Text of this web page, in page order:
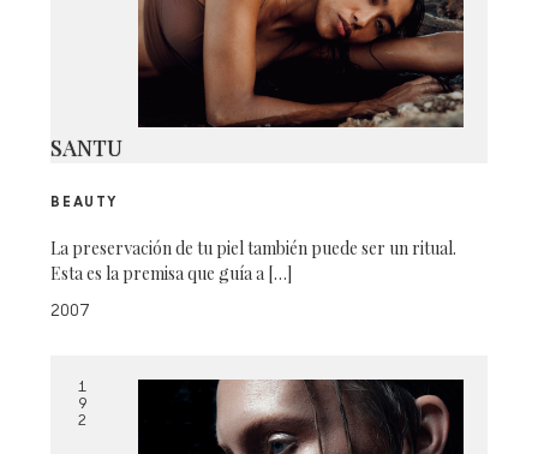
SANTU
BEAUTY
La preservación de tu piel también puede ser un ritual.
Esta es la premisa que guía a […]
2007
1
9
2